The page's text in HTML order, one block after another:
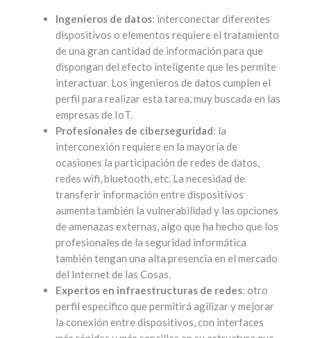
Ingenieros de datos: interconectar diferentes
dispositivos o elementos requiere el tratamiento
de una gran cantidad de información para que
dispongan del efecto inteligente que les permite
interactuar. Los ingenieros de datos cumplen el
perfil para realizar esta tarea, muy buscada en las
empresas de IoT.
Profesionales de ciberseguridad: la
interconexión requiere en la mayoría de
ocasiones la participación de redes de datos,
redes wifi, bluetooth, etc. La necesidad de
transferir información entre dispositivos
aumenta también la vulnerabilidad y las opciones
de amenazas externas, algo que ha hecho que los
profesionales de la seguridad informática
también tengan una alta presencia en el mercado
del Internet de las Cosas.
Expertos en infraestructuras de redes: otro
perfil específico que permitirá agilizar y mejorar
la conexión entre dispositivos, con interfaces